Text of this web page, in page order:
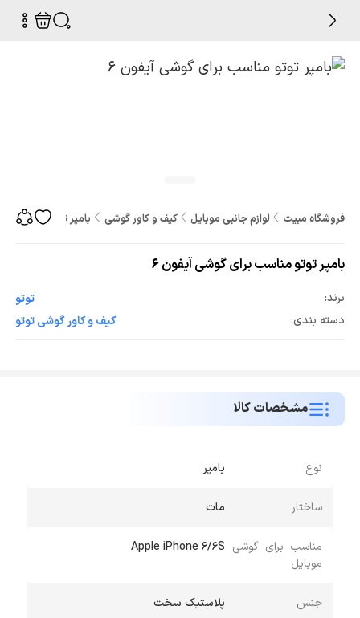
فروشگاه مبیت لوازم جانبی موبایل کیف و کاور گوشی بامپر توتو مناسب
بامپر توتو مناسب برای گوشی آیفون 6
برند:
توتو
دسته بندی:
کیف و کاور گوشی توتو
مشخصات کالا
نوع بامپر
ساختار مات
مناسب برای گوشی
موبایل
Apple iPhone 6/6S
جنس پلاستیک سخت